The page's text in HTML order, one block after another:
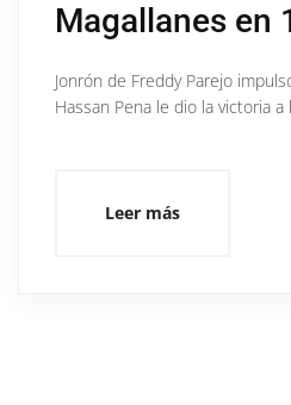
Magallanes en
Jonrón de Freddy Parejo
Hassan Pena le dio la victoria a
Leer más